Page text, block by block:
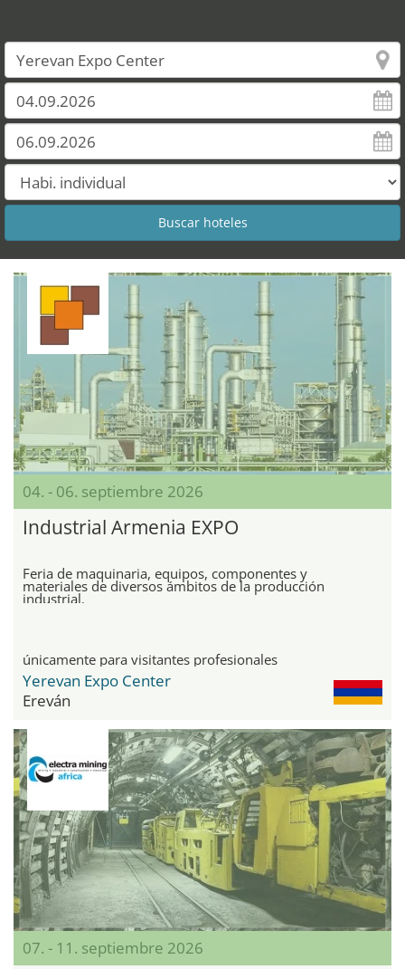
04. - 06. septiembre 2026
Industrial Armenia EXPO
Feria de maquinaria, equipos, componentes y
materiales de diversos ámbitos de la producción
industrial.
únicamente para visitantes profesionales
Yerevan Expo Center
Ereván
07. - 11. septiembre 2026